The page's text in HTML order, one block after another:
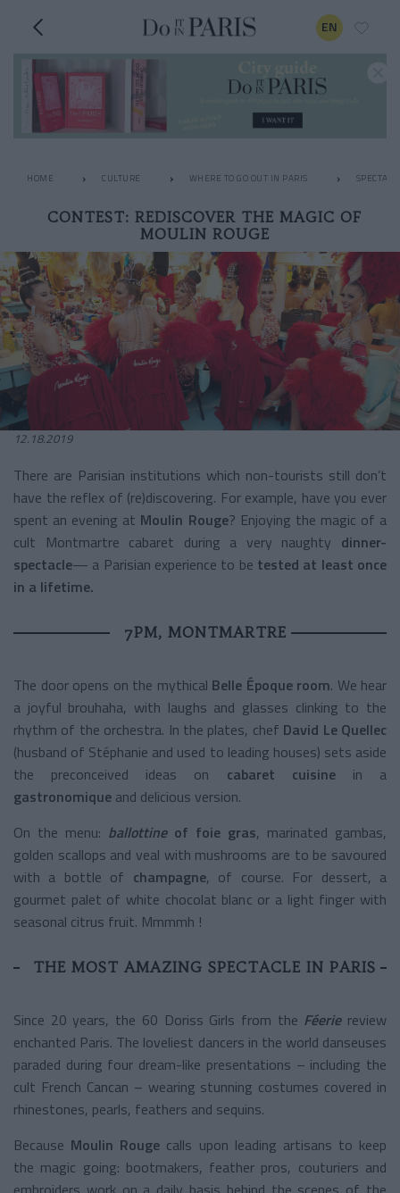
EN
HOME CULTURE WHERE TO GO OUT IN PARIS
CONTEST: REDISCOVER THE MAGIC OF
MOULIN ROUGE
12.18.2019
There are Parisian institutions which non-tourists still don’t
have the reflex of (re)discovering. For example, have you ever
spent an evening at Moulin Rouge? Enjoying the magic of a
cult Montmartre cabaret during a very naughty dinner-
spectacle— a Parisian experience to be tested at least once
in a lifetime.
7PM, MONTMARTRE
The door opens on the mythical Belle Époque room. We hear
a joyful brouhaha, with laughs and glasses clinking to the
rhythm of the orchestra. In the plates, chef David Le Quellec
(husband of Stéphanie and used to leading houses) sets aside
the preconceived ideas on cabaret cuisine in a
gastronomique and delicious version.
On the menu: ballottineof foie gras, marinated gambas,
golden scallops and veal with mushrooms are to be savoured
with a bottle of champagne, of course. For dessert, a
gourmet palet of white chocolat blanc or a light finger with
seasonal citrus fruit. Mmmmh !
THE MOST AMAZING SPECTACLE IN PARIS
Since 20 years, the 60 Doriss Girls from the Féerie review
enchanted Paris. The loveliest dancers in the world danseuses
paraded during four dream-like presentations – including the
cult French Cancan – wearing stunning costumes covered in
rhinestones, pearls, feathers and sequins.
Because Moulin Rouge calls upon leading artisans to keep
the magic going: bootmakers, feather pros, couturiers and